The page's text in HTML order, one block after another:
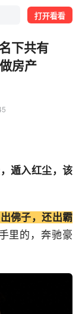
打开看看
下共有
房产
遁入红尘，该
佛子，还出霸
里的，奔驰豪